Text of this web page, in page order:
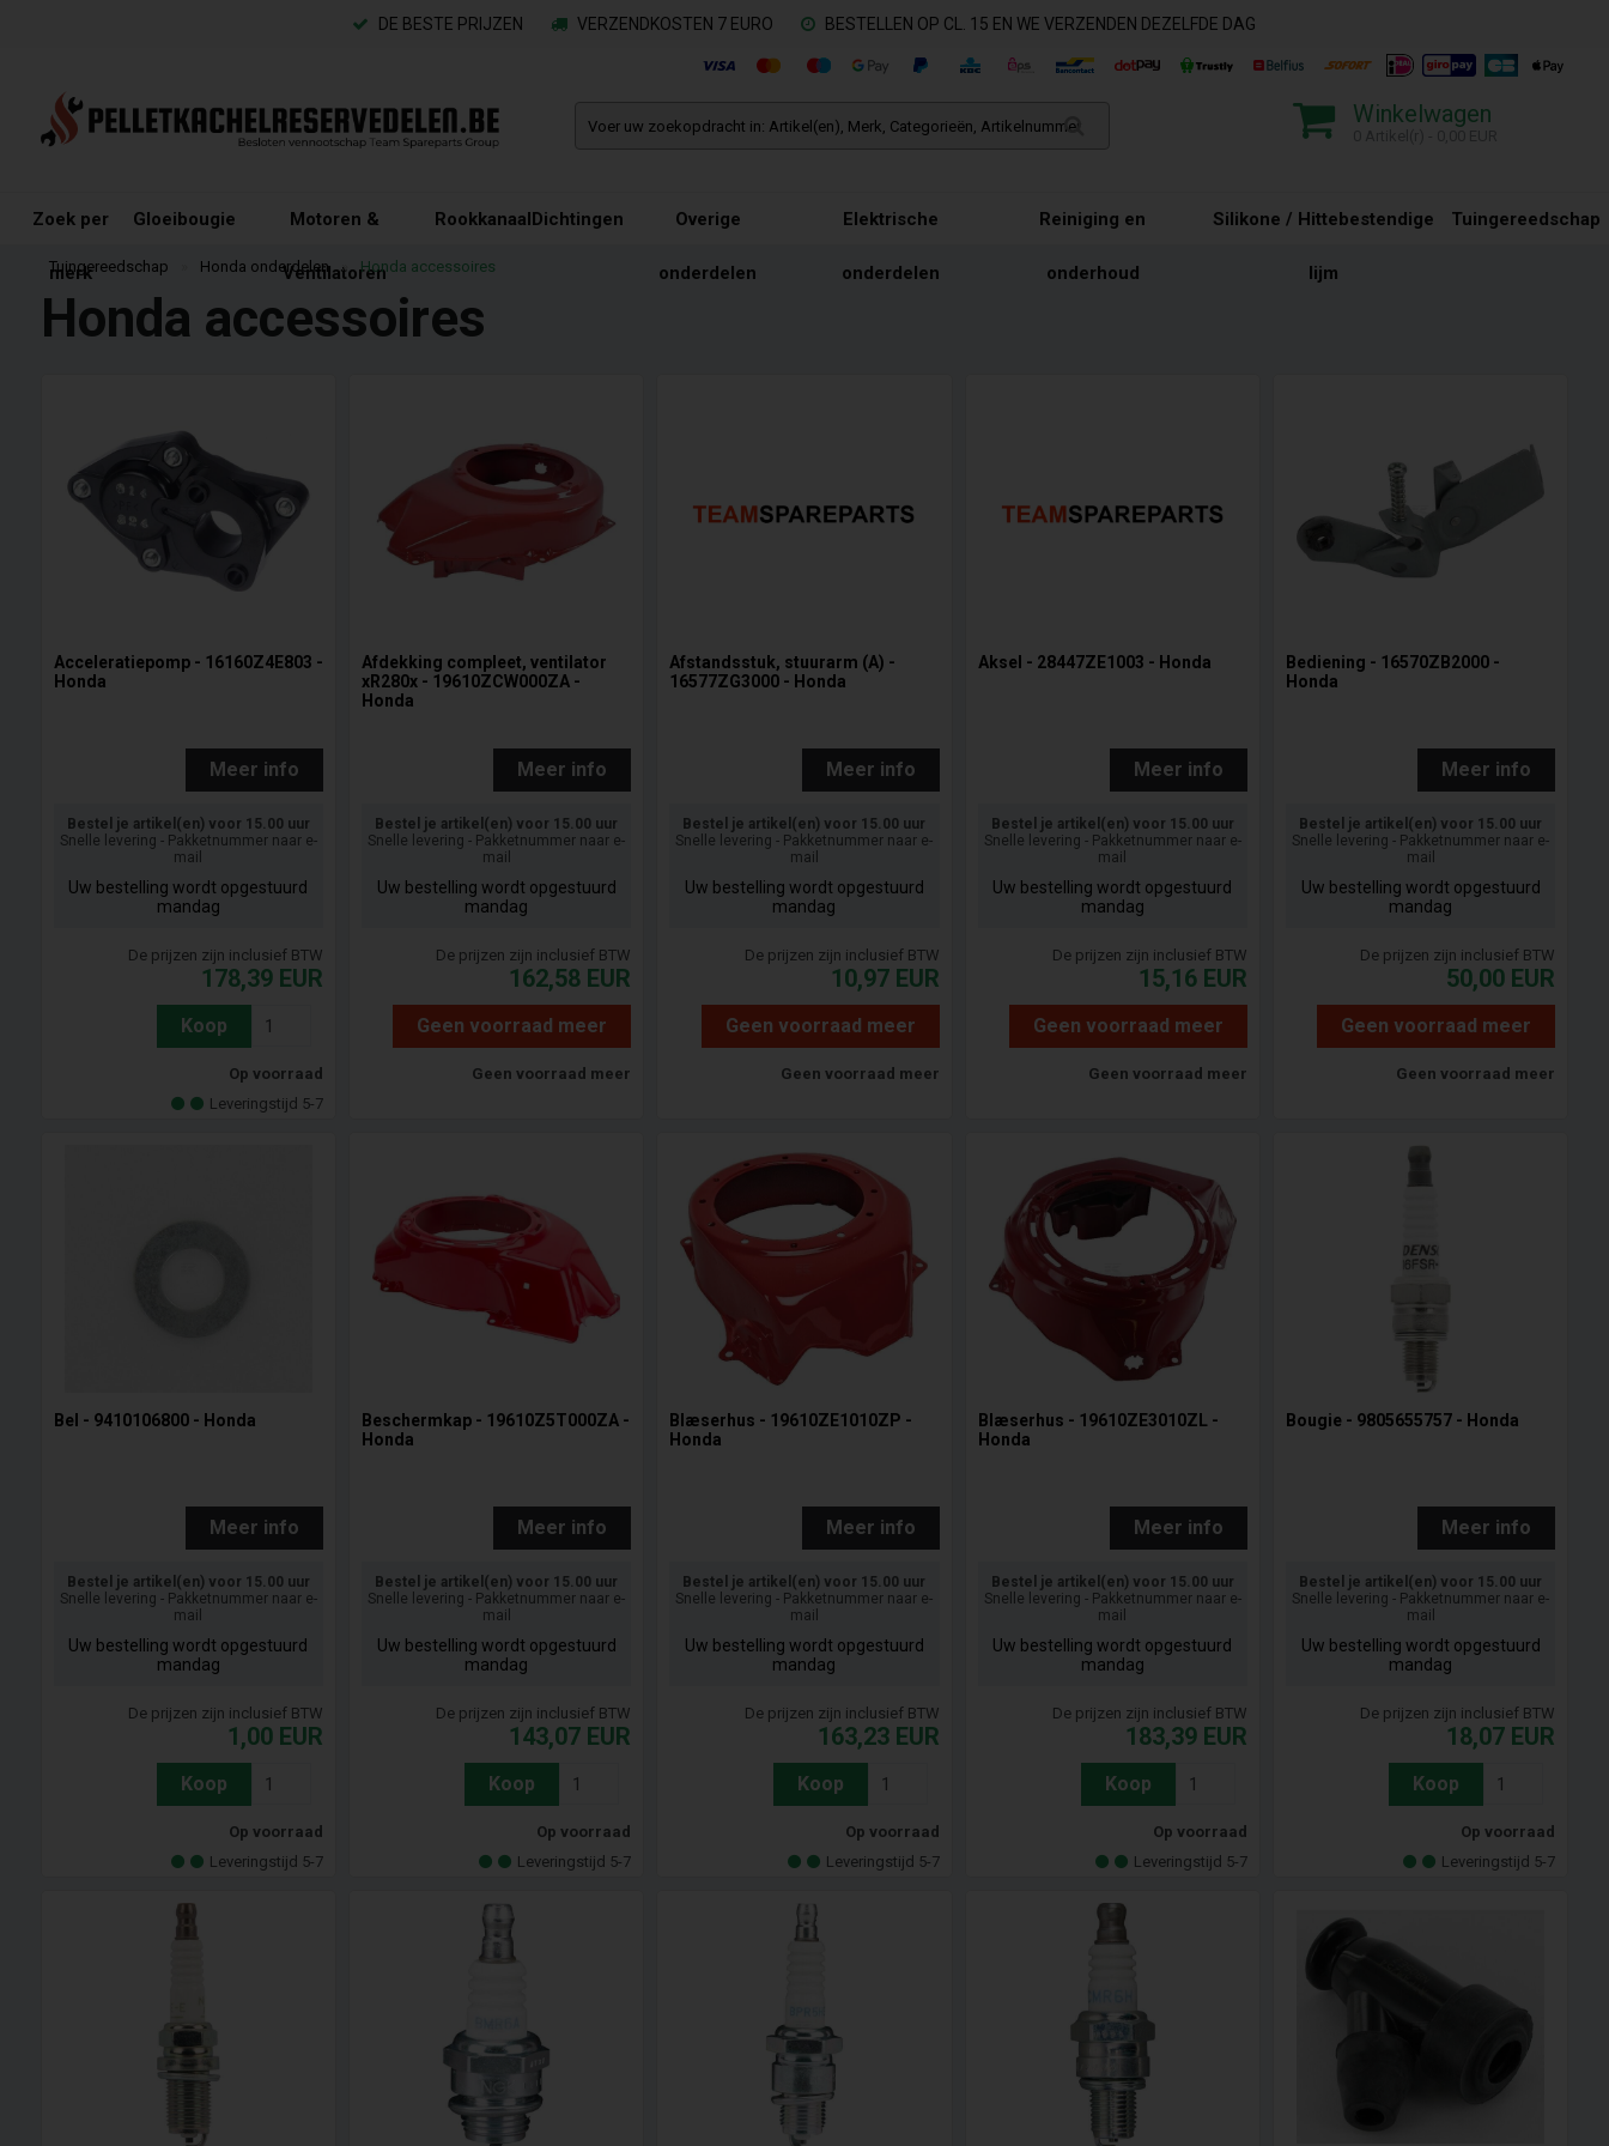
DE BESTE PRIJZEN VERZENDKOSTEN 7 EURO BESTELLEN OP CL. 15 EN WE VERZENDEN DEZELFDE DAG
Winkelwagen
Zoek per
merk
Gloeibougie Motoren &
Ventilatoren
RookkanaalDichtingen Overige
onderdelen
Elektrische
onderdelen
Reiniging en
onderhoud
Silikone / Hittebestendige
lijm
Tuingereedschap
Tuingereedschap Honda onderdelen » Honda accessoires
Honda accessoires
Acceleratiepomp - 16160Z4E803 -
Honda
Meer info
Bestel je artikel(en) voor 15.00 uur
Snelle levering - Pakketnummer naar e-
mail
Uw bestelling wordt opgestuurd
mandag
De prijzen zijn inclusief BTW
178,39 EUR
Koop
Op voorraad
Leveringstijd 5-7
Afdekking compleet, ventilator
xR280x - 19610ZCW000ZA -
Honda
Meer info
Bestel je artikel(en) voor 15.00 uur
Snelle levering - Pakketnummer naar e-
mail
Uw bestelling wordt opgestuurd
mandag
De prijzen zijn inclusief BTW
162,58 EUR
Geen voorraad meer
Geen voorraad meer
Afstandsstuk, stuurarm (A) -
16577ZG3000 - Honda
Meer info
Bestel je artikel(en) voor 15.00 uur
Snelle levering - Pakketnummer naar e-
mail
Uw bestelling wordt opgestuurd
mandag
De prijzen zijn inclusief BTW
10,97 EUR
Geen voorraad meer
Geen voorraad meer
Aksel - 28447ZE1003 - Honda
Meer info
Bestel je artikel(en) voor 15.00 uur
Snelle levering - Pakketnummer naar e-
mail
Uw bestelling wordt opgestuurd
mandag
De prijzen zijn inclusief BTW
15,16 EUR
Geen voorraad meer
Geen voorraad meer
Bediening - 16570ZB2000 -
Honda
Meer info
Bestel je artikel(en) voor 15.00 uur
Snelle levering - Pakketnummer naar e-
mail
Uw bestelling wordt opgestuurd
mandag
De prijzen zijn inclusief BTW
50,00 EUR
Geen voorraad meer
Geen voorraad meer
Bel - 9410106800 - Honda
Meer info
Bestel je artikel(en) voor 15.00 uur
Snelle levering - Pakketnummer naar e-
mail
Uw bestelling wordt opgestuurd
mandag
De prijzen zijn inclusief BTW
1,00 EUR
Koop
Op voorraad
Leveringstijd 5-7
Beschermkap - 19610Z5T000ZA -
Honda
Meer info
Bestel je artikel(en) voor 15.00 uur
Snelle levering - Pakketnummer naar e-
mail
Uw bestelling wordt opgestuurd
mandag
De prijzen zijn inclusief BTW
143,07 EUR
Koop
Op voorraad
Leveringstijd 5-7
Blæserhus - 19610ZE1010ZP -
Honda
Meer info
Bestel je artikel(en) voor 15.00 uur
Snelle levering - Pakketnummer naar e-
mail
Uw bestelling wordt opgestuurd
mandag
De prijzen zijn inclusief BTW
163,23 EUR
Koop
Op voorraad
Leveringstijd 5-7
Blæserhus - 19610ZE3010ZL -
Honda
Meer info
Bestel je artikel(en) voor 15.00 uur
Snelle levering - Pakketnummer naar e-
mail
Uw bestelling wordt opgestuurd
mandag
De prijzen zijn inclusief BTW
183,39 EUR
Koop
Op voorraad
Leveringstijd 5-7
Bougie - 9805655757 - Honda
Meer info
Bestel je artikel(en) voor 15.00 uur
Snelle levering - Pakketnummer naar e-
mail
Uw bestelling wordt opgestuurd
mandag
De prijzen zijn inclusief BTW
18,07 EUR
Koop
Op voorraad
Leveringstijd 5-7